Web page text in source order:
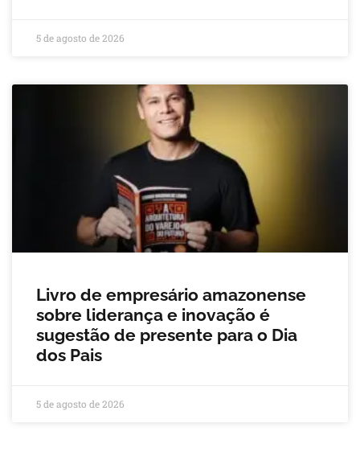
5 de agosto de 2026
Livro de empresário amazonense
sobre liderança e inovação é
sugestão de presente para o Dia
dos Pais
5 de agosto de 2026